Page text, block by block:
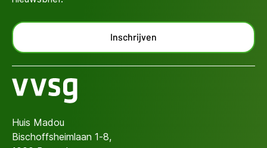
Inschrijven
Huis Madou
Bischoffsheimlaan 1-8,